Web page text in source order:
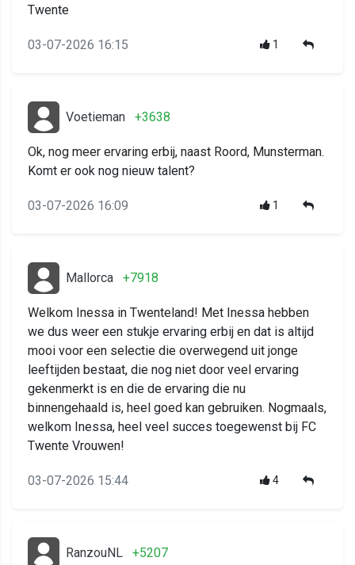
Twente
03-07-2026 16:15 1
Voetieman +3638
Ok, nog meer ervaring erbij, naast Roord, Munsterman.
Komt er ook nog nieuw talent?
03-07-2026 16:09 1
Mallorca +7918
Welkom Inessa in Twenteland! Met Inessa hebben
we dus weer een stukje ervaring erbij en dat is altijd
mooi voor een selectie die overwegend uit jonge
leeftijden bestaat, die nog niet door veel ervaring
gekenmerkt is en die de ervaring die nu
binnengehaald is, heel goed kan gebruiken. Nogmaals,
welkom Inessa, heel veel succes toegewenst bij FC
Twente Vrouwen!
03-07-2026 15:44 4
RanzouNL +5207